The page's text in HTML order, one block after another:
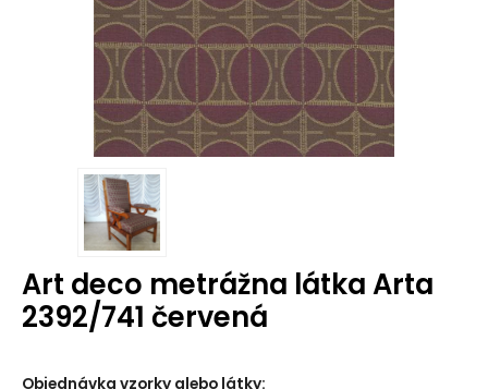
Art deco metrážna látka Arta
2392/741 červená
Objednávka vzorky alebo látky: